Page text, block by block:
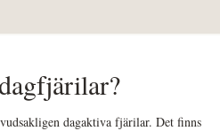
dagaktiva fjärilar. Det finns